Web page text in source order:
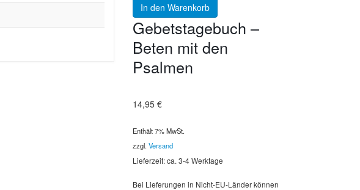
In den Warenkorb
Gebetstagebuch –
Beten mit den
Psalmen
14,95 €
Enthält 7% MwSt.
zzgl. Versand
Lieferzeit: ca. 3-4 Werktage
Bei Lieferungen in Nicht-EU-Länder können